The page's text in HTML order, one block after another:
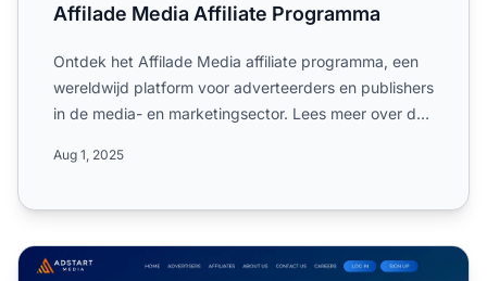
Affilade Media Affiliate Programma
Ontdek het Affilade Media affiliate programma, een
wereldwijd platform voor adverteerders en publishers
in de media- en marketingsector. Lees meer over de
Aug 1, 2025
Adstart Media Affiliate Programma